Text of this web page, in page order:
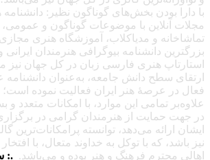
با دارا بودن بخش‌های گوناگون نظیر: دانشنامه
مجلات آنلاین با موضوعات گوناگون و عمومی،
تماشاخانه و مدیاکلاب، آموزشگاه هنری
بزرگترین دانشنامه بیوگرافی هنرمندان
استارتاپ هنری فارسی زبان در کل جهان نیز
ارتقای سطح دانش جامعه، به‌عنوان
فعال در عرصهٔ هنر ایران فعالیت نموده است؛
علاوه‌بر تمامی این موارد، با امکانات متعدد
در جهت حمایت از هنرمندان گرامی در برگزاری
ایشان ارائه می‌دهد، توانسته پرامکانات‌ترین
نیز باشد، که با توکل به خداوند متعال، با
اهالی محترم فرهنگ و هنر بوده و می‌باشد. .: